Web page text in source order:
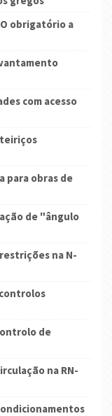
obrigatório a
com acesso
para obras de
de "ângulo
na N-
de
na RN-